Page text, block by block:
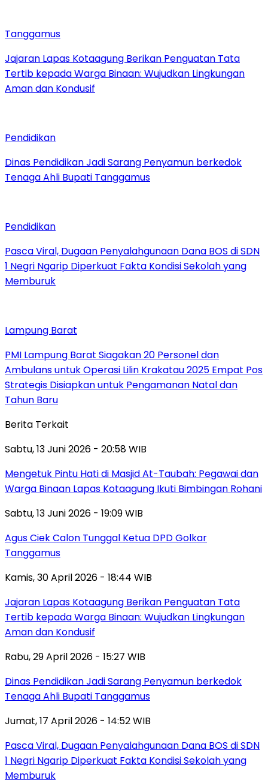
Tanggamus
Jajaran Lapas Kotaagung Berikan Penguatan Tata
Tertib kepada Warga Binaan: Wujudkan Lingkungan
Aman dan Kondusif
Pendidikan
Dinas Pendidikan Jadi Sarang Penyamun berkedok
Tenaga Ahli Bupati Tanggamus
Pendidikan
Pasca Viral, Dugaan Penyalahgunaan Dana BOS di SDN
1 Negri Ngarip Diperkuat Fakta Kondisi Sekolah yang
Memburuk
Lampung Barat
PMI Lampung Barat Siagakan 20 Personel dan
Ambulans untuk Operasi Lilin Krakatau 2025 Empat Pos
Strategis Disiapkan untuk Pengamanan Natal dan
Tahun Baru
Berita Terkait
Sabtu, 13 Juni 2026 - 20:58 WIB
Mengetuk Pintu Hati di Masjid At-Taubah: Pegawai dan
Warga Binaan Lapas Kotaagung Ikuti Bimbingan Rohani
Sabtu, 13 Juni 2026 - 19:09 WIB
Agus Ciek Calon Tunggal Ketua DPD Golkar
Tanggamus
Kamis, 30 April 2026 - 18:44 WIB
Jajaran Lapas Kotaagung Berikan Penguatan Tata
Tertib kepada Warga Binaan: Wujudkan Lingkungan
Aman dan Kondusif
Rabu, 29 April 2026 - 15:27 WIB
Dinas Pendidikan Jadi Sarang Penyamun berkedok
Tenaga Ahli Bupati Tanggamus
Jumat, 17 April 2026 - 14:52 WIB
Pasca Viral, Dugaan Penyalahgunaan Dana BOS di SDN
1 Negri Ngarip Diperkuat Fakta Kondisi Sekolah yang
Memburuk